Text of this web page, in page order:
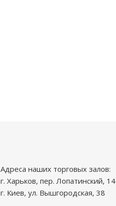
Адреса наших торговых залов:
г. Харьков, пер. Лопатинский, 14
г. Киев, ул. Вышгородская, 38